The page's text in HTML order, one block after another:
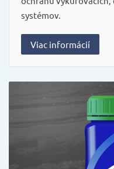
systémov.
Viac informácií